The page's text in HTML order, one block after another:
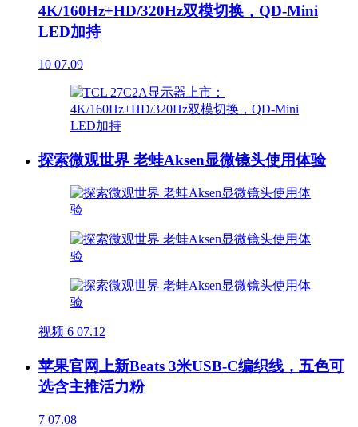
4K/160Hz+HD/320Hz双模切换，QD-Mini
LED加持
10 07.09
探索微观世界 老蛙Aksen显微镜头使用体验
视频 6 07.12
苹果官网上新Beats 3米USB-C编织线，五色可
选含主推活力粉
7 07.08